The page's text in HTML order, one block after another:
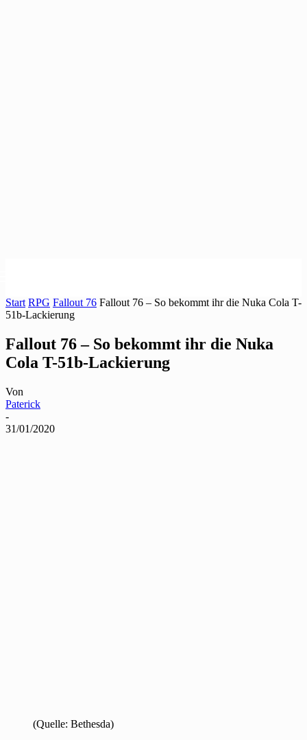
Start RPG Fallout 76 Fallout 76 – So bekommt ihr die Nuka Cola T-
51b-Lackierung
Fallout 76 – So bekommt ihr die Nuka
Cola T-51b-Lackierung
Von
Paterick
-
31/01/2020
(Quelle: Bethesda)